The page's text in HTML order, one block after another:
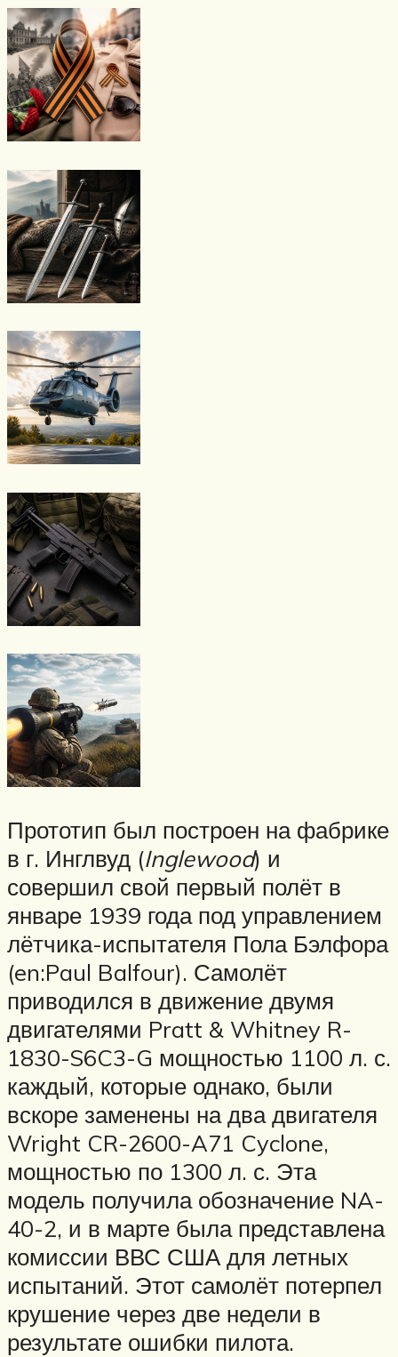
Прототип был построен на фабрике
в г. Инглвуд (Inglewood) и
совершил свой первый полёт в
январе 1939 года под управлением
лётчика-испытателя Пола Бэлфора
(en:Paul Balfour). Самолёт
приводился в движение двумя
двигателями Pratt & Whitney R-
1830-S6C3-G мощностью 1100 л. с.
каждый, которые однако, были
вскоре заменены на два двигателя
Wright CR-2600-A71 Cyclone,
мощностью по 1300 л. с. Эта
модель получила обозначение NA-
40-2, и в марте была представлена
комиссии ВВС США для летных
испытаний. Этот самолёт потерпел
крушение через две недели в
результате ошибки пилота.